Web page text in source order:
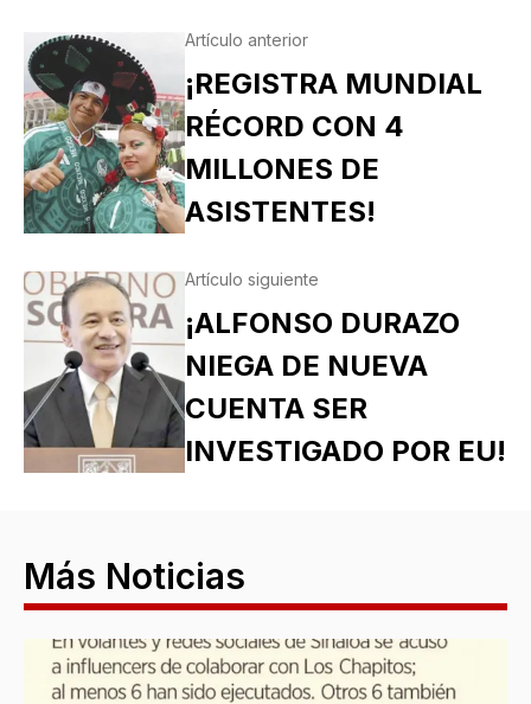
Artículo anterior
¡REGISTRA MUNDIAL
RÉCORD CON 4
MILLONES DE
ASISTENTES!
Artículo siguiente
¡ALFONSO DURAZO
NIEGA DE NUEVA
CUENTA SER
INVESTIGADO POR EU!
Más Noticias